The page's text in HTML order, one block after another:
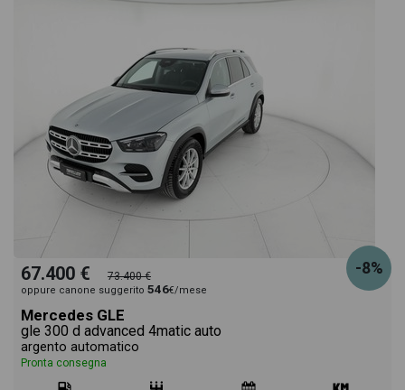
-8%
67.400 € 73.400 €
oppure canone suggerito 546€/mese
Mercedes GLE
gle 300 d advanced 4matic auto
argento automatico
Pronta consegna